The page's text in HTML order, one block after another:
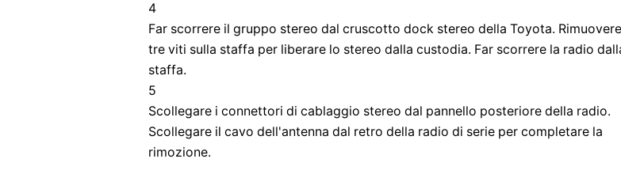
4
Far scorrere il gruppo stereo dal cruscotto dock stereo della Toyota.
tre viti sulla staffa per liberare lo stereo dalla custodia. Far scorrere la radio
staffa.
5
Scollegare i connettori di cablaggio stereo dal pannello posteriore della radio.
Scollegare il cavo dell'antenna dal retro della radio di serie per completare la
rimozione.